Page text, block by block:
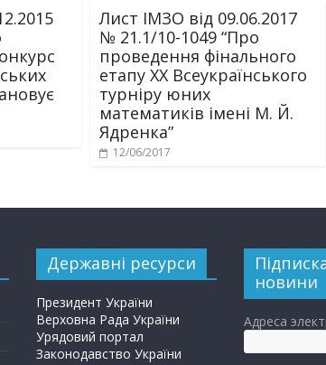
Лист ІМЗО від 09.06.2017
№ 21.1/10-1049 “Про
проведення фінального
етапу XХ Всеукраїнського
турніру юних
математиків імені М. Й.
Ядренка”
12/06/2017
Державні ресурси
Президент України
Верховна Рада України
Урядовий портал
Законодавство України
новини
Адреса